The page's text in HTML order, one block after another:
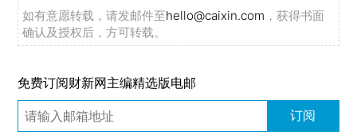
如有意愿转载，请发邮件至hello@caixin.com ，获得书面
确认及授权后，方可转载。
免费订阅财新网主编精选版电邮
订阅